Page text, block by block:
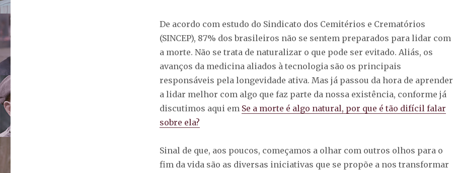
De acordo com estudo do Sindicato dos Cemitérios e Crematórios
(SINCEP), 87% dos brasileiros não se sentem preparados para lidar com
a morte. Não se trata de naturalizar o que pode ser evitado. Aliás, os
avanços da medicina aliados à tecnologia são os principais
responsáveis pela longevidade ativa. Mas já passou da hora de aprender
a lidar melhor com algo que faz parte da nossa existência, conforme já
discutimos aqui em Se a morte é algo natural, por que é tão difícil falar
sobre ela?
Sinal de que, aos poucos, começamos a olhar com outros olhos para o
fim da vida são as diversas iniciativas que se propõe a nos transformar